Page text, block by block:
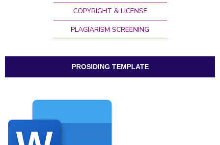
COPYRIGHT & LICENSE
PLAGIARISM SCREENING
PROSIDING TEMPLATE